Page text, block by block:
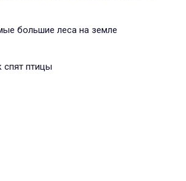
большие леса на земле
спят птицы